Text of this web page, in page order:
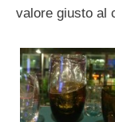
valore giusto al